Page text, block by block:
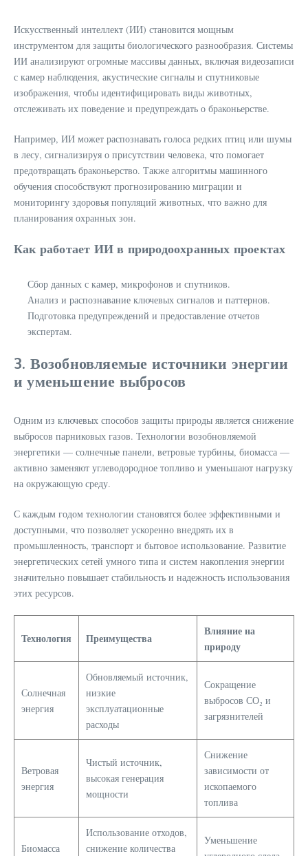
Искусственный интеллект (ИИ) становится мощным
инструментом для защиты биологического разнообразия. Системы
ИИ анализируют огромные массивы данных, включая видеозаписи
с камер наблюдения, акустические сигналы и спутниковые
изображения, чтобы идентифицировать виды животных,
отслеживать их поведение и предупреждать о браконьерстве.
Например, ИИ может распознавать голоса редких птиц или шумы
в лесу, сигнализируя о присутствии человека, что помогает
предотвращать браконьерство. Также алгоритмы машинного
обучения способствуют прогнозированию миграции и
мониторингу здоровья популяций животных, что важно для
планирования охранных зон.
Как работает ИИ в природоохранных проектах
Сбор данных с камер, микрофонов и спутников.
Анализ и распознавание ключевых сигналов и паттернов.
Подготовка предупреждений и предоставление отчетов
экспертам.
3. Возобновляемые источники энергии
и уменьшение выбросов
Одним из ключевых способов защиты природы является снижение
выбросов парниковых газов. Технологии возобновляемой
энергетики — солнечные панели, ветровые турбины, биомасса —
активно заменяют углеводородное топливо и уменьшают нагрузку
на окружающую среду.
С каждым годом технологии становятся более эффективными и
доступными, что позволяет ускоренно внедрять их в
промышленность, транспорт и бытовое использование. Развитие
энергетических сетей умного типа и систем накопления энергии
значительно повышает стабильность и надежность использования
этих ресурсов.
Технология Преимущества
Влияние на
природу
Солнечная
энергия
Обновляемый источник,
низкие
эксплуатационные
расходы
Сокращение
выбросов СО₂ и
загрязнителей
Ветровая
энергия
Чистый источник,
высокая генерация
мощности
Снижение
зависимости от
ископаемого
топлива
Биомасса
Использование отходов,
снижение количества
Уменьшение